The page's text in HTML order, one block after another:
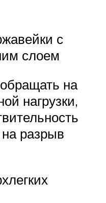
с
слоем
на
нагрузки,
на разрыв